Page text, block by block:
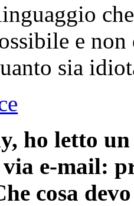
e
sia
ho letto
e-mail:
cosa